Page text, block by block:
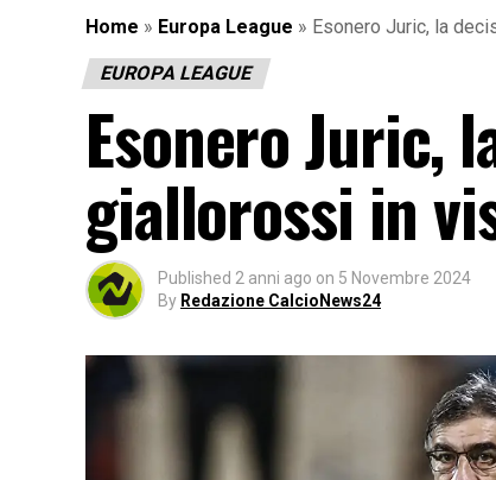
Home » Europa League » Esonero Juric, la
EUROPA LEAGUE
Esonero Juric,
giallorossi in
Published 2 anni ago on 5 Novembre 2024
By Redazione CalcioNews24